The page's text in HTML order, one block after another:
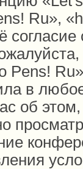
Ru»,
Pens!
в
об